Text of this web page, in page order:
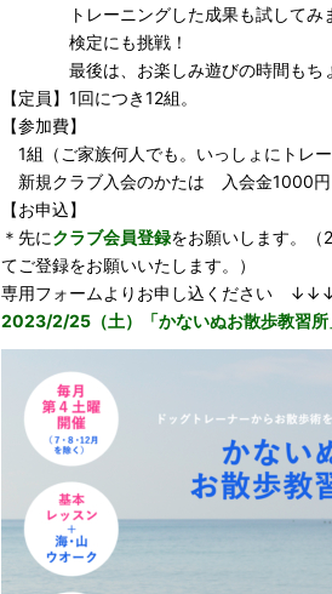
トレーニングした成果も試してみま
検定にも挑戦！
最後は、お楽しみ遊びの時間もちょ
【定員】1回につき12組。
【参加費】
1組（ご家族何人でも。いっしょにトレ
新規クラブ入会のかたは 入会金1000円
【お申込】
＊先にクラブ会員登録をお願いします。（
てご登録をお願いいたします。）
専用フォームよりお申し込ください
2023/2/25（土）「かないぬお散歩教習所